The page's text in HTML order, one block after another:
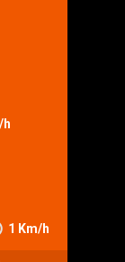
1 Km/h
h